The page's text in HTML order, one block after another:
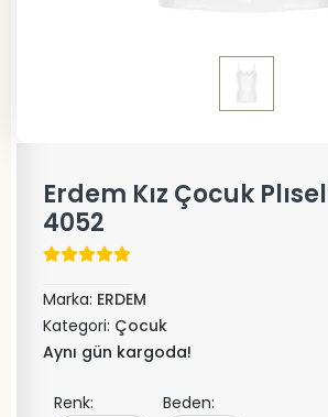
Erdem Kız Çocuk
4052
Marka: ERDEM
Kategori: Çocuk
Aynı gün kargoda!
Renk: Beden: